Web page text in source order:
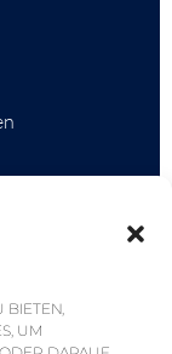
BIETEN,
UM